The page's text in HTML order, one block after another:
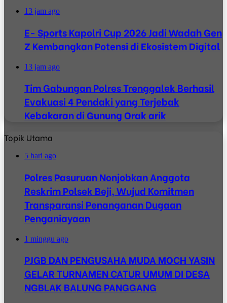
13 jam ago
E- Sports Kapolri Cup 2026 Jadi Wadah Gen
Z Kembangkan Potensi di Ekosistem Digital
13 jam ago
Tim Gabungan Polres Trenggalek Berhasil
Evakuasi 4 Pendaki yang Terjebak
Kebakaran di Gunung Orak arik
Topik Utama
5 hari ago
Polres Pasuruan Nonjobkan Anggota
Reskrim Polsek Beji, Wujud Komitmen
Transparansi Penanganan Dugaan
Penganiayaan
1 minggu ago
PJGB DAN PENGUSAHA MUDA MOCH YASIN
GELAR TURNAMEN CATUR UMUM DI DESA
NGBLAK BALUNG PANGGANG